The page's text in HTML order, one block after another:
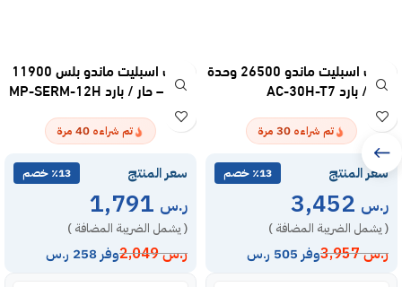
مكيف اسبليت ماندو 26500 وحدة
– حار / بارد AC-30H-T7
تم شراءه 30 مرة
سعر المنتج ٪13 خصم
ر.س
( يشمل الضريبة المضافة )
ر.س3,957 وفر 505 ر.س
مكيف اسبليت ماندو بلس 11900
وحدة – حار / بارد MP-SERM-12H
تم شراءه 40 مرة
سعر المنتج ٪13 خصم
ر.س
( يشمل الضريبة المضافة )
ر.س2,049 وفر 258 ر.س